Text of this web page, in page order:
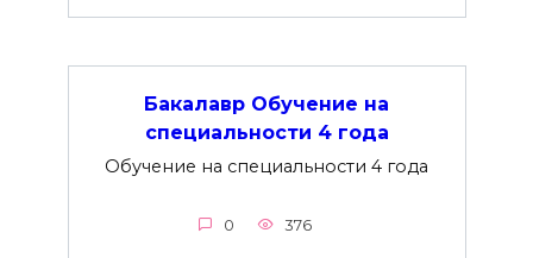
Бакалавр Обучение на
специальности 4 года
Обучение на специальности 4 года
0 376